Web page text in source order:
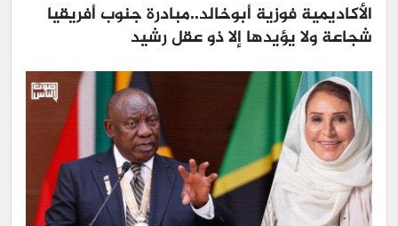
الأكاديمية فوزية أبوخالد..مبادرة جنوب أفريقيا
شجاعة ولا يؤيدها إلا ذو عقل رشيد